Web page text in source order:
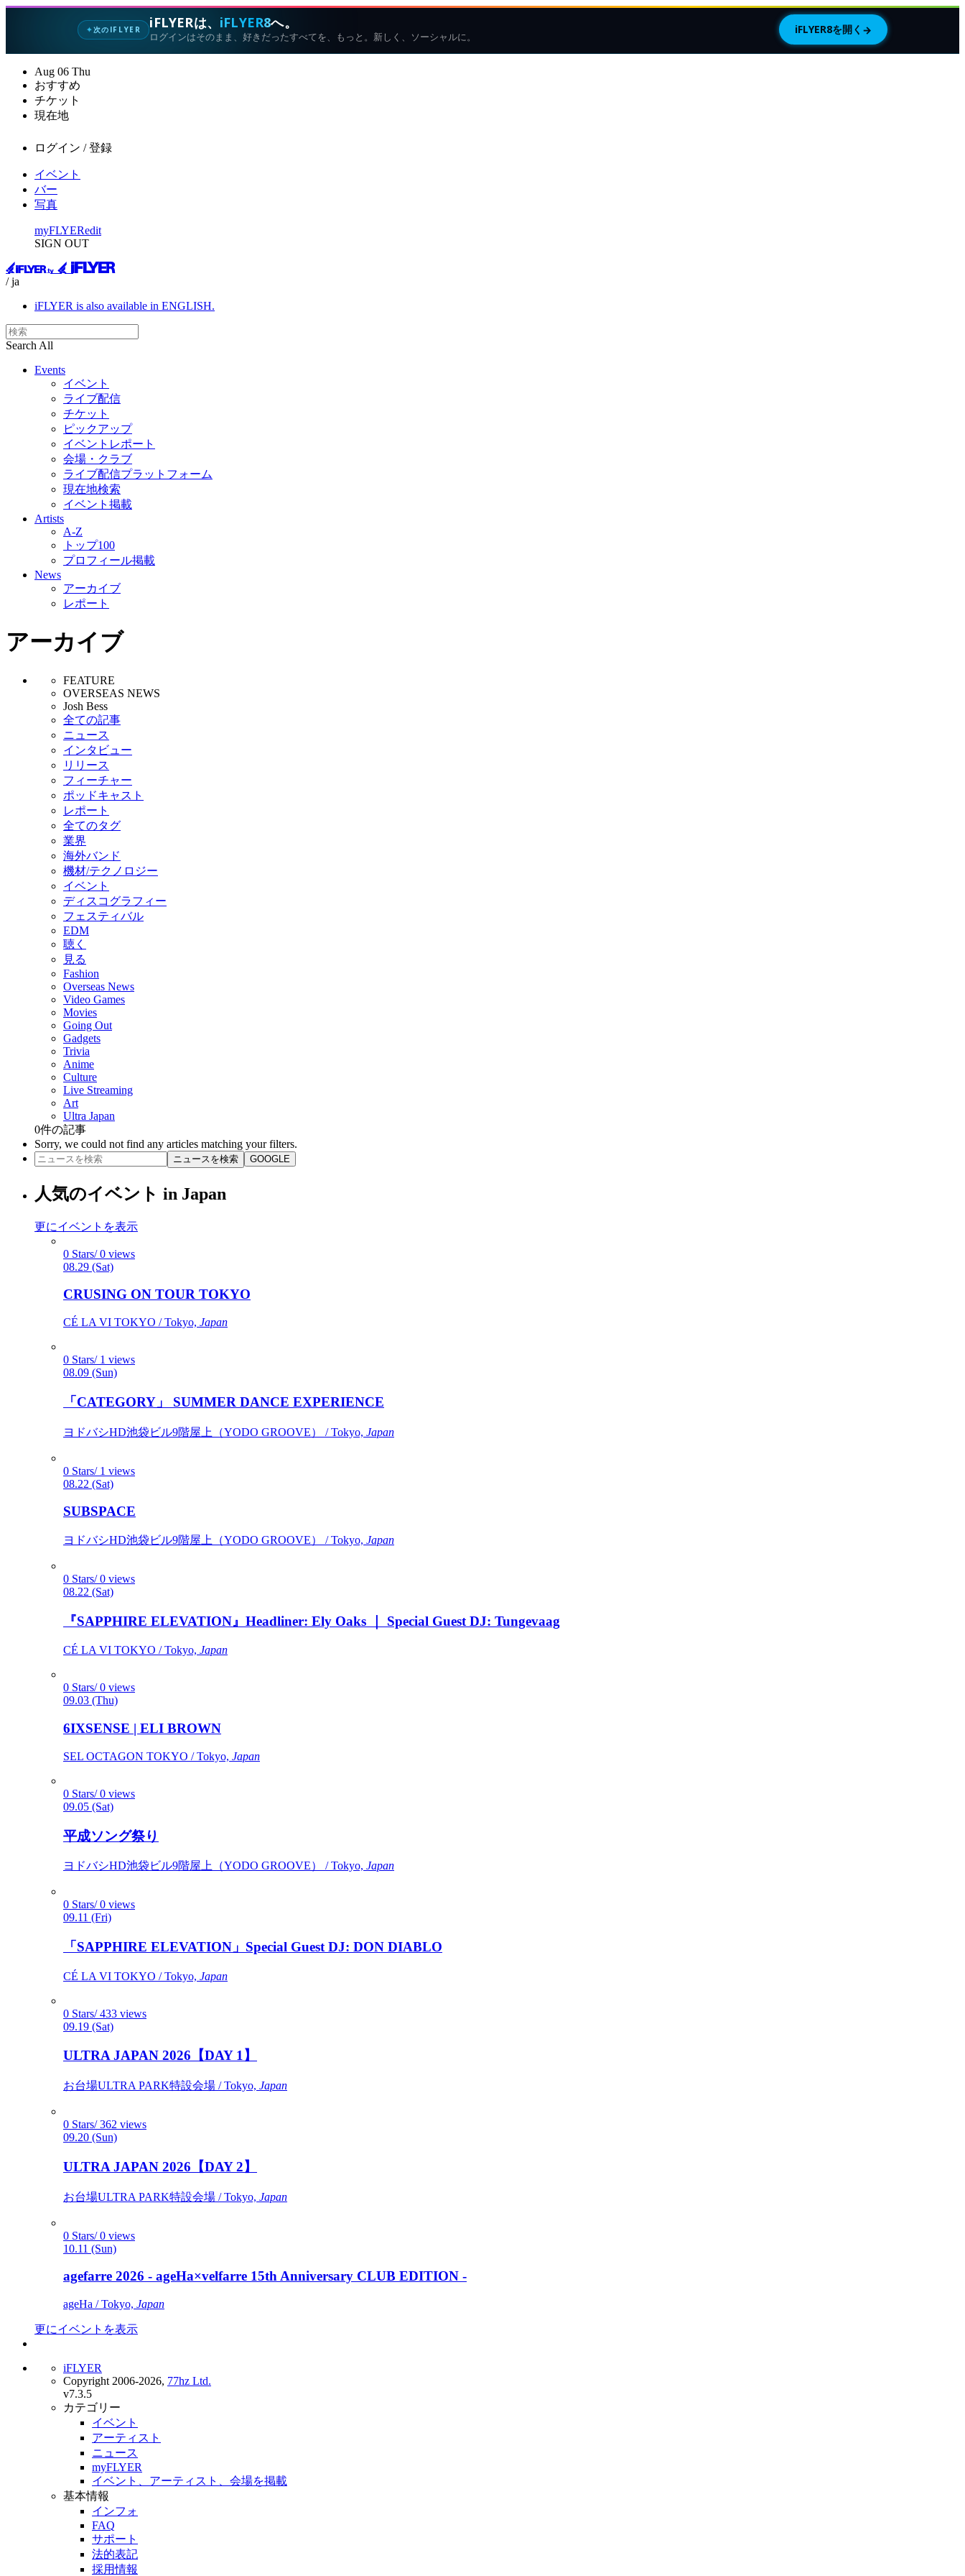
✦次のIFLYER iFLYERは、 iFLYER8へ。
ログインはそのまま、好きだったすべてを、もっと。新しく、ソーシャルに。
iFLYER8を開く →
Aug 06 Thu
おすすめ
チケット
現在地
ログイン / 登録
イベント
バー
写真
myFLYERedit
SIGN OUT
/ ja
iFLYER is also available in ENGLISH.
Search All
Events
イベント
ライブ配信
チケット
ピックアップ
イベントレポート
会場・クラブ
ライブ配信プラットフォーム
現在地検索
イベント掲載
Artists
A-Z
トップ100
プロフィール掲載
News
アーカイブ
レポート
アーカイブ
FEATURE
OVERSEAS NEWS
Josh Bess
全ての記事
ニュース
インタビュー
リリース
フィーチャー
ポッドキャスト
レポート
全てのタグ
業界
海外バンド
機材/テクノロジー
イベント
ディスコグラフィー
フェスティバル
EDM
聴く
見る
Fashion
Overseas News
Video Games
Movies
Going Out
Gadgets
Trivia
Anime
Culture
Live Streaming
Art
Ultra Japan
0件の記事
Sorry, we could not find any articles matching your filters.
ニュースを検索 GOOGLE
人気のイベント in Japan
更にイベントを表示
0 Stars/ 0 views
08.29 (Sat)
CRUSING ON TOUR TOKYO
CÉ LA VI TOKYO / Tokyo, Japan
0 Stars/ 1 views
08.09 (Sun)
「CATEGORY」 SUMMER DANCE EXPERIENCE
ヨドバシHD池袋ビル9階屋上（YODO GROOVE） / Tokyo, Japan
0 Stars/ 1 views
08.22 (Sat)
SUBSPACE
ヨドバシHD池袋ビル9階屋上（YODO GROOVE） / Tokyo, Japan
0 Stars/ 0 views
08.22 (Sat)
『SAPPHIRE ELEVATION』Headliner: Ely Oaks ｜ Special Guest DJ: Tungevaag
CÉ LA VI TOKYO / Tokyo, Japan
0 Stars/ 0 views
09.03 (Thu)
6IXSENSE | ELI BROWN
SEL OCTAGON TOKYO / Tokyo, Japan
0 Stars/ 0 views
09.05 (Sat)
平成ソング祭り
ヨドバシHD池袋ビル9階屋上（YODO GROOVE） / Tokyo, Japan
0 Stars/ 0 views
09.11 (Fri)
「SAPPHIRE ELEVATION」Special Guest DJ: DON DIABLO
CÉ LA VI TOKYO / Tokyo, Japan
0 Stars/ 433 views
09.19 (Sat)
ULTRA JAPAN 2026【DAY 1】
お台場ULTRA PARK特設会場 / Tokyo, Japan
0 Stars/ 362 views
09.20 (Sun)
ULTRA JAPAN 2026【DAY 2】
お台場ULTRA PARK特設会場 / Tokyo, Japan
0 Stars/ 0 views
10.11 (Sun)
agefarre 2026 - ageHa×velfarre 15th Anniversary CLUB EDITION -
ageHa / Tokyo, Japan
更にイベントを表示
iFLYER
Copyright 2006-2026, 77hz Ltd.
v7.3.5
カテゴリー
イベント
アーティスト
ニュース
myFLYER
イベント、アーティスト、会場を掲載
基本情報
インフォ
FAQ
サポート
法的表記
採用情報